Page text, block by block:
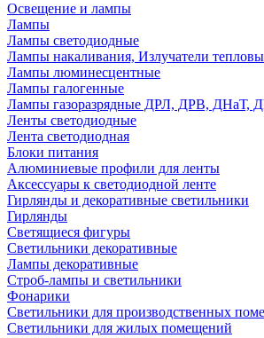
Освещение и лампы
Лампы
Лампы светодиодные
Лампы накаливания, Излучатели
Лампы люминесцентные
Лампы галогенные
Лампы газоразрядные ДРЛ, ДРВ, ДНаТ,
Ленты светодиодные
Лента светодиодная
Блоки питания
Алюминиевые профили для ленты
Аксессуары к светодиодной ленте
Гирлянды и декоративные светильники
Гирлянды
Светящиеся фигуры
Светильники декоративные
Лампы декоративные
Строб-лампы и светильники
Фонарики
Светильники для производственных
Светильники для жилых помещений